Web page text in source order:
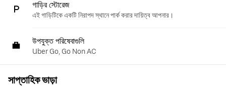
গাড়ির স্টোরেজ
এই গাড়িটিকে একটি নিরাপদ স্থানে পার্ক করার দায়িত্ব আপনার।
উপযুক্ত পরিষেবাগুলি
Uber Go, Go Non AC
সাপ্তাহিক ভাড়া